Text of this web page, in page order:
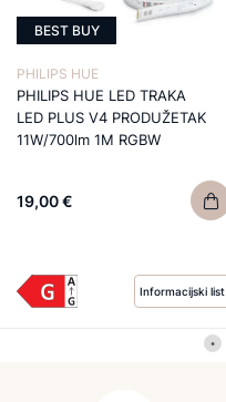
BEST BUY
PHILIPS HUE
PHILIPS HUE LED TRAKA
LED PLUS V4 PRODUŽETAK
11W/700lm 1M RGBW
19,00 €
Informacijski list